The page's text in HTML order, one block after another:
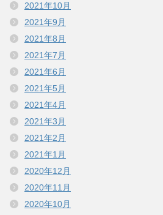
2021年10月
2021年9月
2021年8月
2021年7月
2021年6月
2021年5月
2021年4月
2021年3月
2021年2月
2021年1月
2020年12月
2020年11月
2020年10月